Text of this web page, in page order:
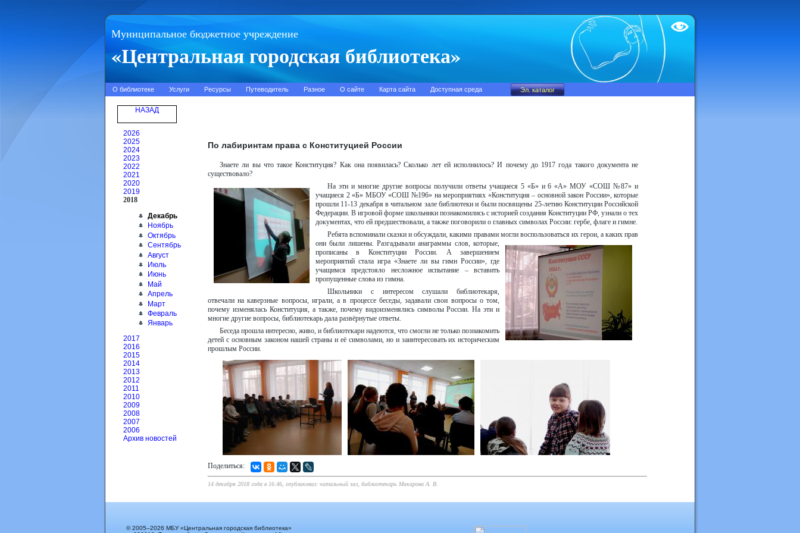
Муниципальное бюджетное учреждение
«Центральная городская библиотека»
Test
О библиотеке Услуги Ресурсы Путеводитель Разное О сайте Карта сайта Доступная среда
НАЗАД
2026
2025
2024
2023
2022
2021
2020
2019
2018
Декабрь
Ноябрь
Октябрь
Сентябрь
Август
Июль
Июнь
Май
Апрель
Март
Февраль
Январь
2017
2016
2015
2014
2013
2012
2011
2010
2009
2008
2007
2006
Архив новостей
По лабиринтам права с Конституцией России
Знаете ли вы что такое Конституция? Как она появилась? Сколько лет ей исполнилось? И почему до 1917 года такого документа не
существовало?
На эти и многие другие вопросы получили ответы учащиеся 5 «Б» и 6 «А» МОУ «СОШ №87» и
учащиеся 2 «Б» МБОУ «СОШ №196» на мероприятиях «Конституция – основной закон России», которые
прошли 11-13 декабря в читальном зале библиотеки и были посвящены 25-летию Конституции Российской
Федерации. В игровой форме школьники познакомились с историей создания Конституции РФ, узнали о тех
документах, что ей предшествовали, а также поговорили о главных символах России: гербе, флаге и гимне.
Ребята вспоминали сказки и обсуждали, какими правами могли воспользоваться их герои,а каких прав
они были лишены. Разгадывали анаграммы слов, которые,
прописаны в Конституции России. А завершением
мероприятий стала игра «Знаете ли вы гимн России», где
учащимся предстояло несложное испытание – вставить
пропущенные слова из гимна.
Школьники с интересом слушали библиотекаря,
отвечали на каверзные вопросы, играли, а в процессе беседы, задавали свои вопросы о том,
почему изменялась Конституция, а также, почему видоизменялись символы России. На эти и
многие другие вопросы, библиотекарь дала развёрнутые ответы.
Беседа прошла интересно, живо, и библиотекари надеются, что смогли не только познакомить
детей с основным законом нашей страны и её символами, но и заинтересовать их историческим
прошлым России.
Поделиться:
14 декабря 2018 года в 16:46, опубликовал: читальный зал, библиотекарь Макарова А. В.
© 2005–2026 МБУ «Центральная городская библиотека»